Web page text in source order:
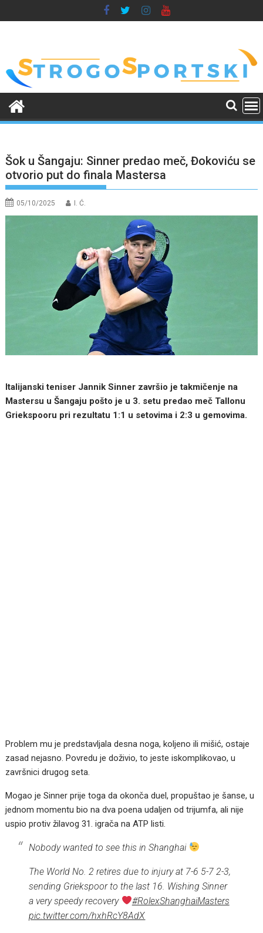
to
Šok u Šangaju: Sinner predao meč, Đokoviću se
otvorio put do finala Mastersa
05/10/2025 I. Ć.
Italijanski teniser Jannik Sinner završio je takmičenje na
Mastersu u Šangaju pošto je u 3. setu predao meč Tallonu
Griekspooru pri rezultatu 1:1 u setovima i 2:3 u gemovima.
Problem mu je predstavljala desna noga, koljeno ili mišić, ostaje
zasad nejasno. Povredu je doživio, to jeste iskomplikovao, u
završnici drugog seta.
Mogao je Sinner prije toga da okonča duel, propuštao je šanse, u
jednom momentu bio na dva poena udaljen od trijumfa, ali nije
uspio protiv žilavog 31. igrača na ATP listi.
Nobody wanted to see this in Shanghai
The World No. 2 retires due to injury at 7-6 5-7 2-3,
sending Griekspoor to the last 16. Wishing Sinner
a very speedy recovery
#RolexShanghaiMasters
pic.twitter.com/hxhRcY8AdX